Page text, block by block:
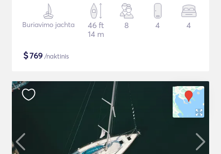
Buriavimo jachta
46 ft
14 m
8 4 4
$769 /naktinis